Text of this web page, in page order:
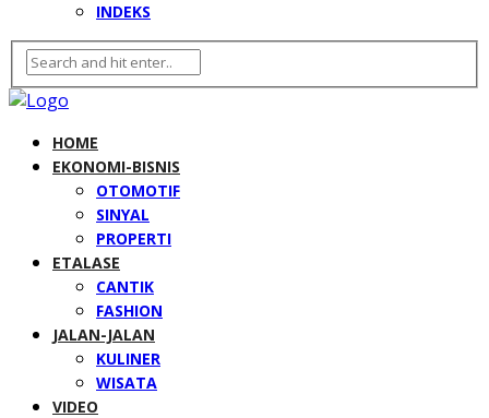
INDEKS
HOME
EKONOMI-BISNIS
OTOMOTIF
SINYAL
PROPERTI
ETALASE
CANTIK
FASHION
JALAN-JALAN
KULINER
WISATA
VIDEO